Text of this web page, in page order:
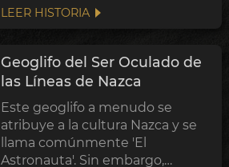
sembrados, se han descubierto
decenas de montículos con más
monumentales en tumbas ...
LEER HISTORIA
Geoglifo del Ser Oculado de
las Líneas de Nazca
Este geoglifo a menudo se
atribuye a la cultura Nazca y se
llama comúnmente 'El
Astronauta'. Sin embargo,